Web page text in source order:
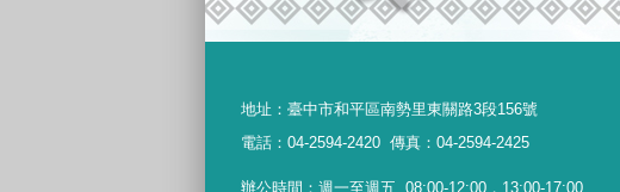
地址： 臺中市和平區南勢里東關路3段156號
電話：04-2594-2420 傳真：04-2594-2425
辦公時間：週一至週五 08:00-12:00，13:00-17:00